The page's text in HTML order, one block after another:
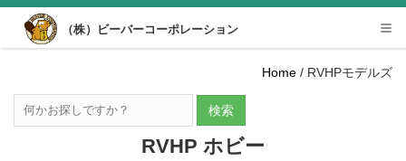
Desktop View
（株）ビーバーコーポレーション
Home / RVHPモデルズ
検索
RVHP ホビー